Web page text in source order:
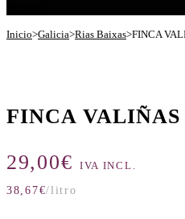
Inicio>Galicia>Rias Baixas>FINCA
FINCA VALIÑAS
29,00€ IVA INCL.
38,67€/litro